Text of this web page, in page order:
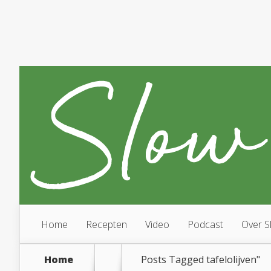
Home Recepten Video Podcast Over
Home Posts Tagged tafelolijven"